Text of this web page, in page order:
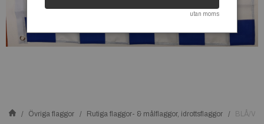
Övriga flaggor Rutiga flaggor- & målflaggor, idrottsflaggor BLÅ/
utan moms